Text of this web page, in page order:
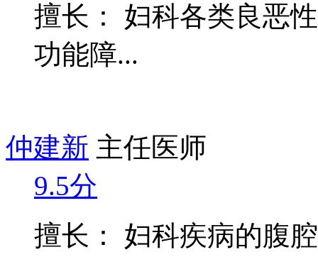
擅长： 妇科各类良恶
功能障...
仲建新 主任医师
9.5分
擅长： 妇科疾病的腹